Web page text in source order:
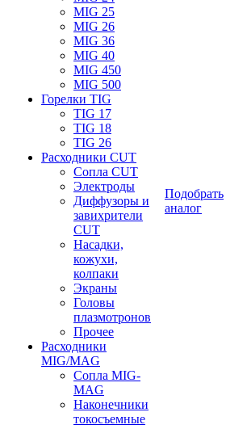
MIG 25
MIG 26
MIG 36
MIG 40
MIG 450
MIG 500
Горелки TIG
TIG 17
TIG 18
TIG 26
Расходники CUT
Сопла CUT
Электроды
Диффузоры и
завихрители
CUT
Насадки,
кожухи,
колпаки
Экраны
Головы
плазмотронов
Прочее
Расходники
MIG/MAG
Сопла MIG-
MAG
Наконечники
токосъемные
Подобрать
аналог